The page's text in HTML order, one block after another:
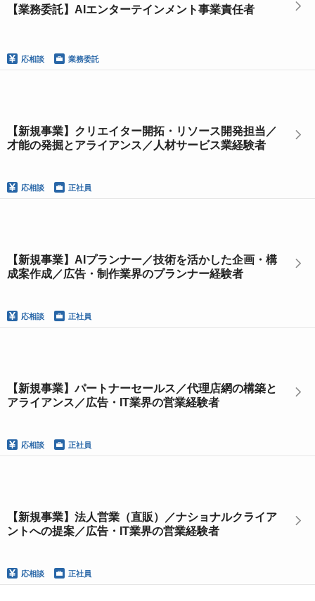
【業務委託】AIエンターテインメント事業責任者
応相談 業務委託
【新規事業】クリエイター開拓・リソース開発担当／
才能の発掘とアライアンス／人材サービス業経験者
応相談 正社員
【新規事業】AIプランナー／技術を活かした企画・構
成案作成／広告・制作業界のプランナー経験者
応相談 正社員
【新規事業】パートナーセールス／代理店網の構築と
アライアンス／広告・IT業界の営業経験者
応相談 正社員
【新規事業】法人営業（直販）／ナショナルクライア
ントへの提案／広告・IT業界の営業経験者
応相談 正社員